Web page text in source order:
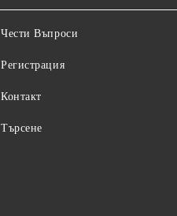
Чести Въпроси
Регистрация
Контакт
Търсене